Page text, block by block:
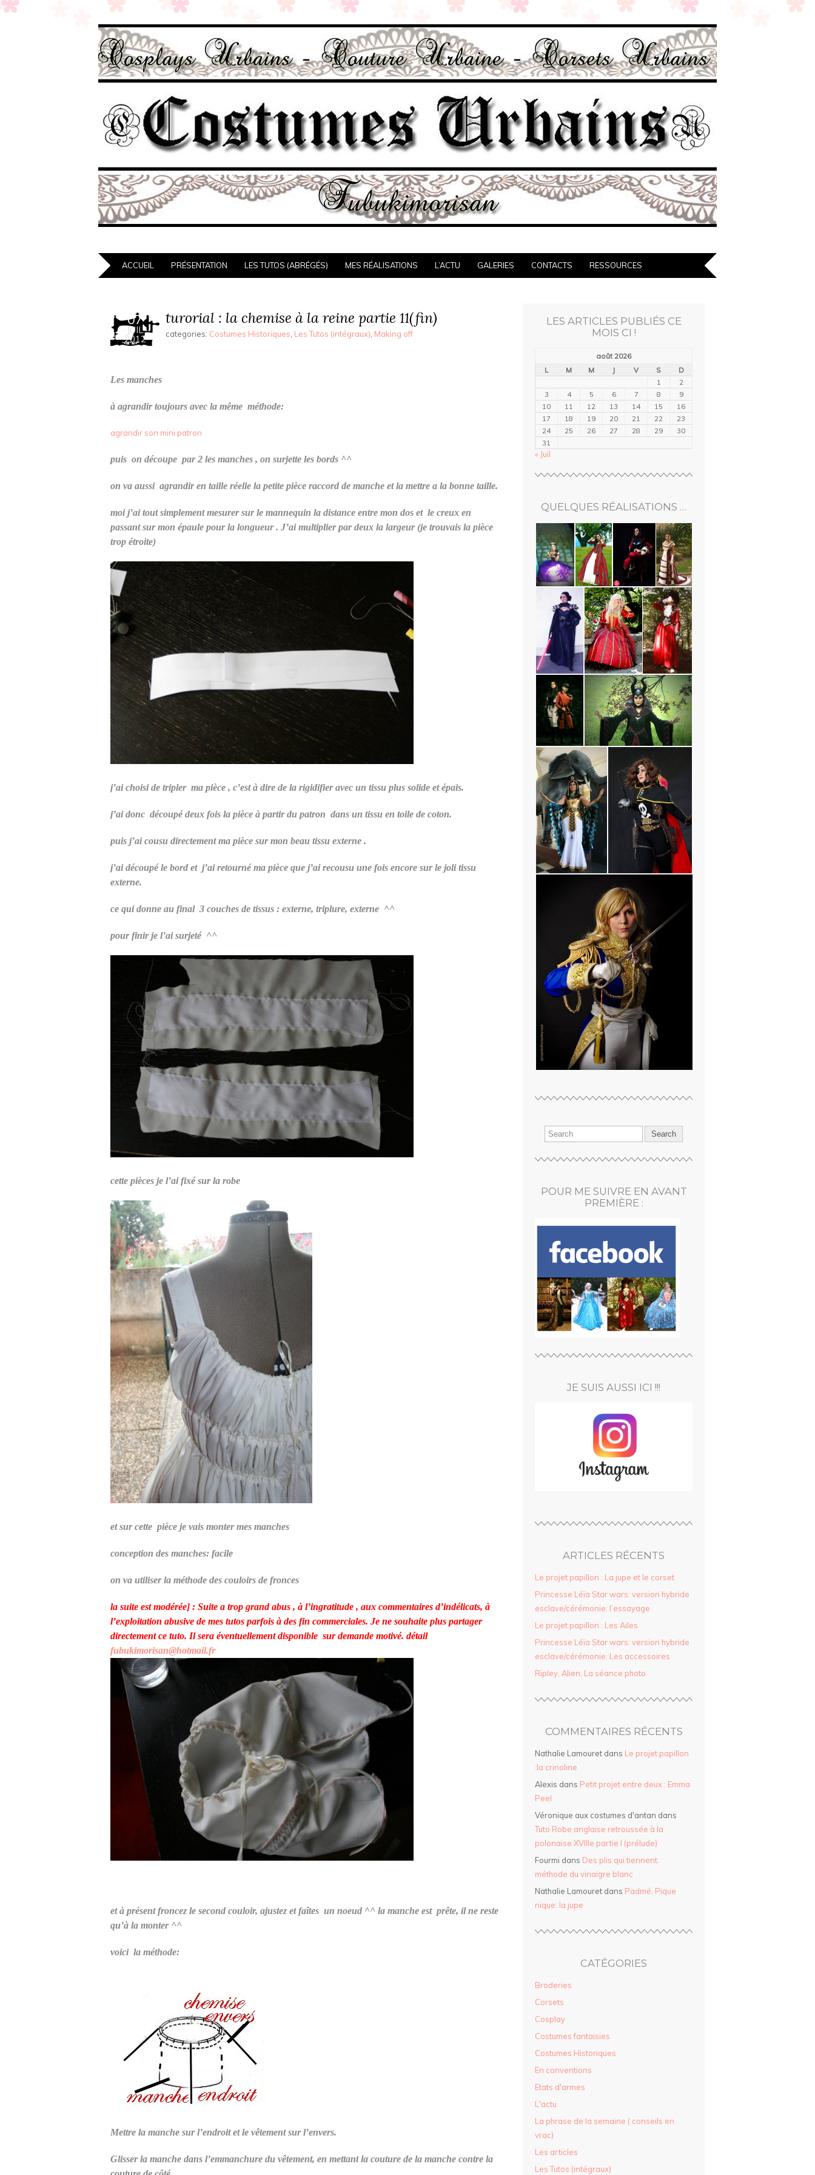
ACCUEIL PRÉSENTATION LES TUTOS (ABRÉGÉS) MES RÉALISATIONS L’ACTU GALERIES CONTACTS RESSOURCES
07
JUIL
2012
turorial : la chemise à la reine partie 11(fin)
categories: Costumes Historiques Les Tutos (intégraux) Making off
Les manches
à agrandir toujours avec la même méthode:
agrandir son mini patron
puis on découpe par 2 les manches , on surjette les bords ^^
on va aussi agrandir en taille réelle la petite pièce raccord de manche et la mettre a la bonne taille.
moi j’ai tout simplement mesurer sur le mannequin la distance entre mon dos et le creux en
passant sur mon épaule pour la longueur . J’ai multiplier par deux la largeur (je trouvais la pièce
trop étroite)
j’ai choisi de tripler ma pièce , c’est à dire de la rigidifier avec un tissu plus solide et épais.
j’ai donc découpé deux fois la pièce à partir du patron dans un tissu en toile de coton.
puis j’ai cousu directement ma pièce sur mon beau tissu externe .
j’ai découpé le bord et j’ai retourné ma pièce que j’ai recousu une fois encore sur le joli tissu
externe.
ce qui donne au final 3 couches de tissus : externe, triplure, externe ^^
pour finir je l’ai surjeté ^^
cette pièces je l’ai fixé sur la robe
et sur cette pièce je vais monter mes manches
conception des manches: facile
on va utiliser la méthode des couloirs de fronces
la suite est modérée] : Suite a trop grand abus , à l’ingratitude , aux commentaires d’indélicats, à
l’exploitation abusive de mes tutos parfois à des fin commerciales. Je ne souhaite plus partager
directement ce tuto. Il sera éventuellement disponible sur demande motivé. détail
fubukimorisan@hotmail.fr
et à présent froncez le second couloir, ajustez et faîtes un noeud ^^ la manche est prête, il ne reste
qu’à la monter ^^
voici la méthode:
Mettre la manche sur l’endroit et le vêtement sur l’envers.
Glisser la manche dans l’emmanchure du vêtement, en mettant la couture de la manche contre la
LES ARTICLES PUBLIÉS CE
MOIS CI !
août 2026
L
M M J V S
D
1
2
3
4 5 6 7 8
9
10
11 12 13 14 15
16
17
18 19 20 21 22
23
24
25 26 27 28 29
30
31
« Juil
QUELQUES RÉALISATIONS …
POUR ME SUIVRE EN AVANT
PREMIÈRE :
JE SUIS AUSSI ICI !!!
ARTICLES RÉCENTS
Le projet papillon : La jupe et le corset
Princesse Léïa Star wars: version hybride
esclave/cérémonie: l’essayage
Le projet papillon : Les Ailes
Princesse Léïa Star wars: version hybride
esclave/cérémonie: Les accessoires
Ripley, Alien: La séance photo
COMMENTAIRES RÉCENTS
Nathalie Lamouret dans Le projet papillon
:la crinoline
Alexis dans Petit projet entre deux : Emma
Peel
Véronique aux costumes d'antan dans
Tuto Robe anglaise retroussée à la
polonaise XVIIIe partie I (prélude)
Fourmi dans Des plis qui tiennent:
méthode du vinaigre blanc
Nathalie Lamouret dans Padmé, Pique
nique: la jupe
CATÉGORIES
Broderies
Corsets
Cosplay
Costumes fantaisies
Costumes Historiques
En conventions
Etats d'armes
L'actu
La phrase de la semaine ( conseils en
vrac)
Les articles
Les Tutos (intégraux)